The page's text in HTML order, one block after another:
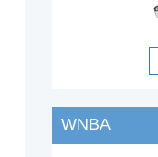
WNBA